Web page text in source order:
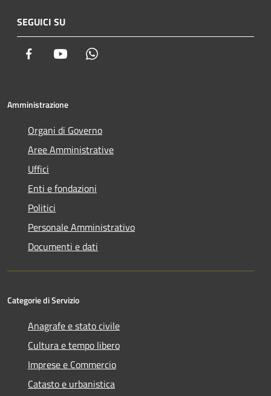
SEGUICI SU
Facebook Youtube
Amministrazione
Organi di Governo
Aree Amministrative
Uffici
Enti e fondazioni
Politici
Personale Amministrativo
Documenti e dati
Categorie di Servizio
Anagrafe e stato civile
Cultura e tempo libero
Imprese e Commercio
Catasto e urbanistica